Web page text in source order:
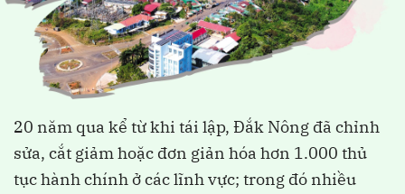
20 năm qua kể từ khi tái lập, Đắk Nông đã chỉnh
sửa, cắt giảm hoặc đơn giản hóa hơn 1.000 thủ
tục hành chính ở các lĩnh vực; trong đó nhiều